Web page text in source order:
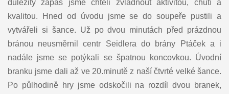
důležitý zápas jsme chtěli zvládnout aktivitou, chutí a
kvalitou. Hned od úvodu jsme se do soupeře pustili a
vytvářeli si šance. Už po dvou minutách před prázdnou
bránou neusměrnil centr Seidlera do brány Ptáček a i
nadále jsme se potýkali se špatnou koncovkou. Úvodní
branku jsme dali až ve 20.minutě z naší čtvrté velké šance.
Po půlhodině hry jsme odskočili na rozdíl dvou branek,